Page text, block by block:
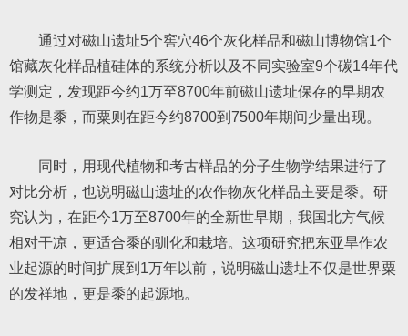
通过对磁山遗址5个窖穴46个灰化样品和磁山博物馆1个
馆藏灰化样品植硅体的系统分析以及不同实验室9个碳14年代
学测定，发现距今约1万至8700年前磁山遗址保存的早期农
作物是黍，而粟则在距今约8700到7500年期间少量出现。
同时，用现代植物和考古样品的分子生物学结果进行了
对比分析，也说明磁山遗址的农作物灰化样品主要是黍。研
究认为，在距今1万至8700年的全新世早期，我国北方气候
相对干凉，更适合黍的驯化和栽培。这项研究把东亚旱作农
业起源的时间扩展到1万年以前，说明磁山遗址不仅是世界粟
的发祥地，更是黍的起源地。